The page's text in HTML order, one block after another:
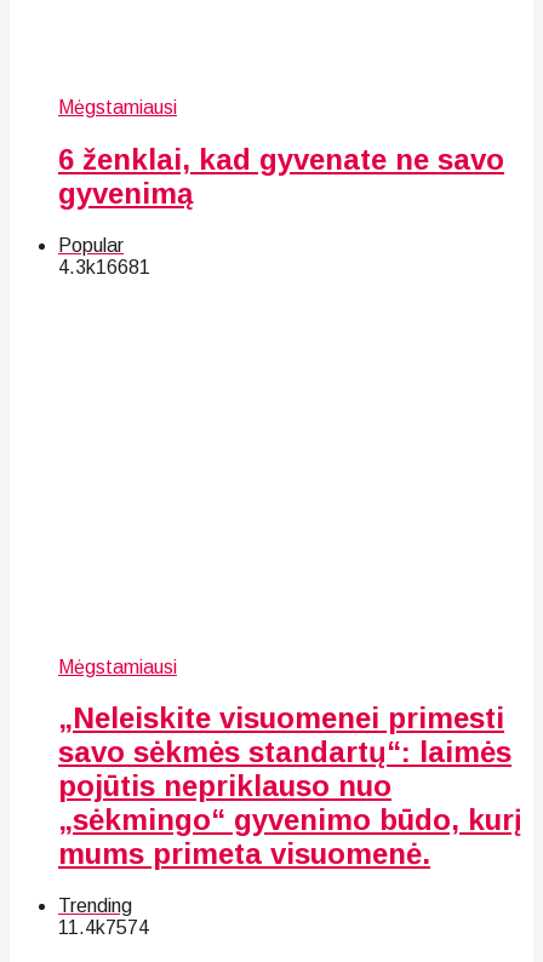
Mėgstamiausi
6 ženklai, kad gyvenate ne savo
gyvenimą
Popular
4.3k16681
Mėgstamiausi
„Neleiskite visuomenei primesti
savo sėkmės standartų“: laimės
pojūtis nepriklauso nuo
„sėkmingo“ gyvenimo būdo, kurį
mums primeta visuomenė.
Trending
11.4k7574